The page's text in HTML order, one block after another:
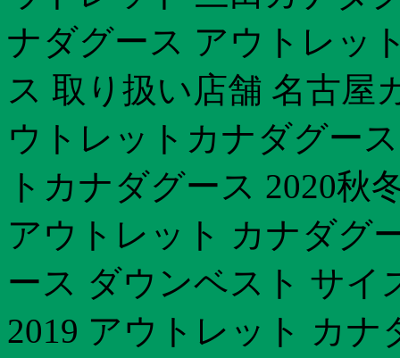
ナダグース アウトレッ
ス 取り扱い店舗 名古屋
ウトレットカナダグー
トカナダグース 2020秋
アウトレット カナダグ
ース ダウンベスト サイ
2019 アウトレット カ